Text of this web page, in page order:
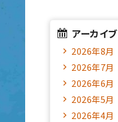
アーカイブ
2026年8月
2026年7月
2026年6月
2026年5月
2026年4月